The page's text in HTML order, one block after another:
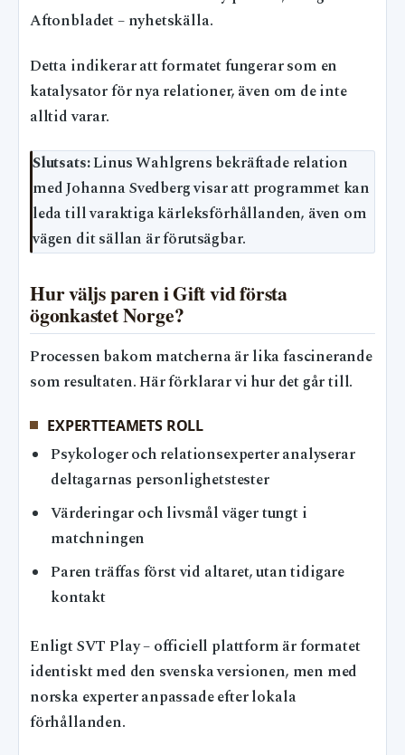
Aftonbladet – nyhetskälla.
Detta indikerar att formatet fungerar som en
katalysator för nya relationer, även om de inte
alltid varar.
Slutsats:Linus Wahlgrens bekräftade relation
med Johanna Svedberg visar att programmet kan
leda till varaktiga kärleksförhållanden, även om
vägen dit sällan är förutsägbar.
Hur väljs paren i Gift vid första
ögonkastet Norge?
Processen bakom matcherna är lika fascinerande
som resultaten. Här förklarar vi hur det går till.
EXPERTTEAMETS ROLL
Psykologer och relationsexperter analyserar
deltagarnas personlighetstester
Värderingar och livsmål väger tungt i
matchningen
Paren träffas först vid altaret, utan tidigare
kontakt
Enligt SVT Play – officiell plattform är formatet
identiskt med den svenska versionen, men med
norska experter anpassade efter lokala
förhållanden.